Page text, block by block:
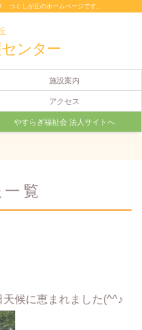
くしが丘のホームページです。
ンター
施設案内
アクセス
やすらぎ福祉会 法人サイトへ
一覧
候に恵まれました(^^♪